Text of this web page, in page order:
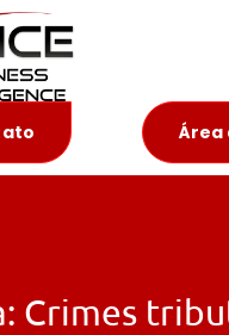
Área
Crimes